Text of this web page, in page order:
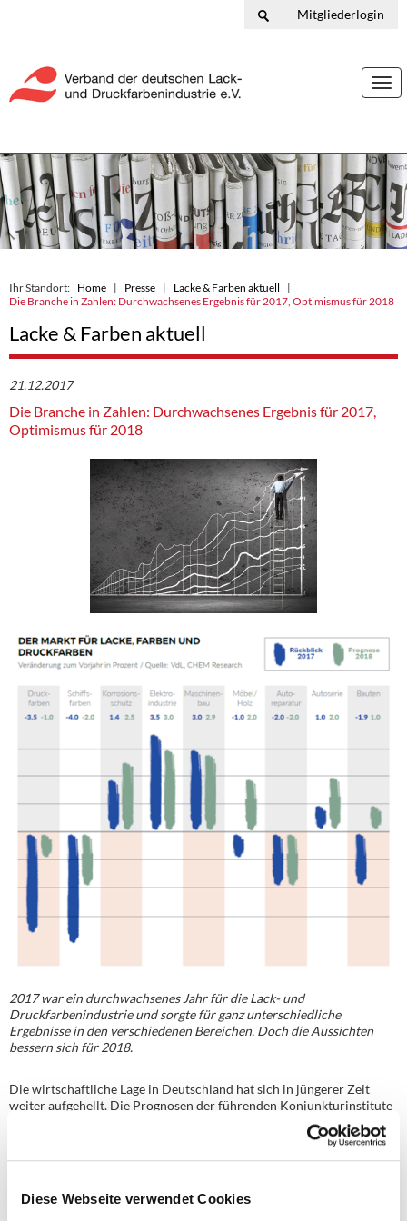
Diese Webseite verwendet Cookies
Mitgliederlogin
Ihr Standort: Home Presse
Lacke & Farben aktuell
Die Branche in Zahlen: Durchwachsenes Ergebnis für 2017, Optimismus für 2018
Lacke & Farben aktuell
21.12.2017
Die Branche in Zahlen: Durchwachsenes Ergebnis für 2017,
Optimismus für 2018
2017 war ein durchwachsenes Jahr für die Lack- und
Druckfarbenindustrie und sorgte für ganz unterschiedliche
Ergebnisse in den verschiedenen Bereichen. Doch die Aussichten
bessern sich für 2018.
Die wirtschaftliche Lage in Deutschland hat sich in jüngerer Zeit
weiter aufgehellt. Die Prognosen der führenden Konjunkturinstitute
für das Wirtschaftswachstum wurden nochmals nach oben
korrigiert: So beträgt der geschätzte Zuwachs für die Jahre 2017 und
insbesondere aus dem verarbeitenden Gewerbe, das von der jüngsten